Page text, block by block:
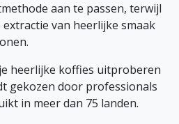
aan te passen, terwijl
van heerlijke smaak
heerlijke koffies uitproberen
gekozen door professionals
in meer dan 75 landen.